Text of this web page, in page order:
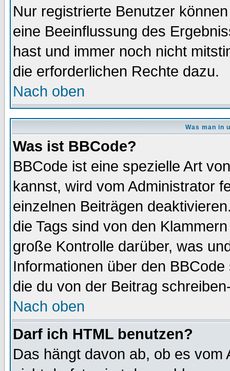
Nur registrierte Benutzer
eine Beeinflussung des
hast und immer noch nicht
die erforderlichen Rechte dazu.
Nach oben
Was man in
Was ist BBCode?
BBCode ist eine spezielle Art
kannst, wird vom Administrator
einzelnen Beiträgen
die Tags sind von den
große Kontrolle darüber, was
Informationen über den
die du von der Beitrag
Nach oben
Darf ich HTML benutzen?
Das hängt davon ab, ob es